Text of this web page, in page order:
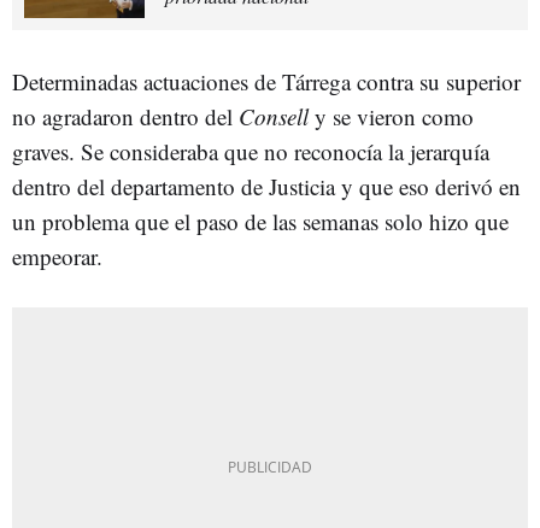
Determinadas actuaciones de Tárrega contra su superior
no agradaron dentro del Conselly se vieron como
graves. Se consideraba que no reconocía la jerarquía
dentro del departamento de Justicia y que eso derivó en
un problema que el paso de las semanas solo hizo que
empeorar.